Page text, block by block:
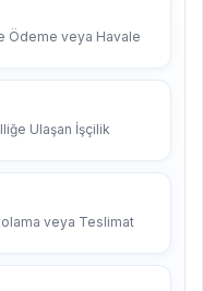
Ödeme veya Havale
Ulaşan İşçilik
veya Teslimat